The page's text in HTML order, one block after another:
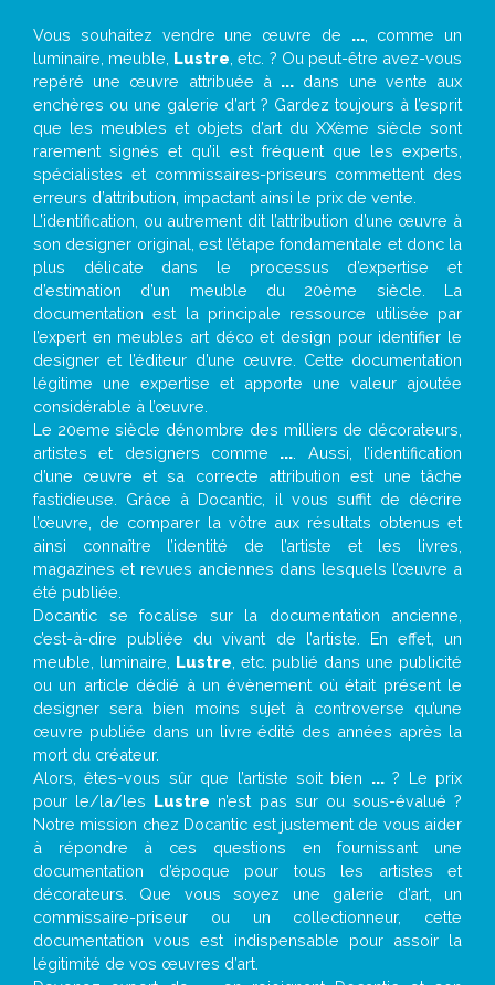
Vous souhaitez vendre une œuvre de ..., comme un
luminaire, meuble, Lustre , etc. ? Ou peut-être avez-vous
repéré une œuvre attribuée à ... dans une vente aux
enchères ou une galerie d’art ? Gardez toujours à l’esprit
que les meubles et objets d’art du XXème siècle sont
rarement signés et qu’il est fréquent que les experts,
spécialistes et commissaires-priseurs commettent des
erreurs d’attribution, impactant ainsi le prix de vente.
L’identification, ou autrement dit l’attribution d’une œuvre à
son designer original, est l’étape fondamentale et donc la
plus délicate dans le processus d’expertise et
d’estimation d’un meuble du 20ème siècle. La
documentation est la principale ressource utilisée par
l’expert en meubles art déco et design pour identifier le
designer et l’éditeur d’une œuvre. Cette documentation
légitime une expertise et apporte une valeur ajoutée
considérable à l’œuvre.
Le 20eme siècle dénombre des milliers de décorateurs,
artistes et designers comme ... . Aussi, l’identification
d’une œuvre et sa correcte attribution est une tâche
fastidieuse. Grâce à Docantic, il vous suffit de décrire
l’œuvre, de comparer la vôtre aux résultats obtenus et
ainsi connaître l’identité de l’artiste et les livres,
magazines et revues anciennes dans lesquels l’œuvre a
été publiée.
Docantic se focalise sur la documentation ancienne,
c’est-à-dire publiée du vivant de l’artiste. En effet, un
meuble, luminaire, Lustre , etc. publié dans une publicité
ou un article dédié à un évènement où était présent le
designer sera bien moins sujet à controverse qu’une
œuvre publiée dans un livre édité des années après la
mort du créateur.
Alors, êtes-vous sûr que l’artiste soit bien ...? Le prix
pour le/la/les Lustre n’est pas sur ou sous-évalué ?
Notre mission chez Docantic est justement de vous aider
à répondre à ces questions en fournissant une
documentation d’époque pour tous les artistes et
décorateurs. Que vous soyez une galerie d’art, un
commissaire-priseur ou un collectionneur, cette
documentation vous est indispensable pour assoir la
légitimité de vos œuvres d’art.